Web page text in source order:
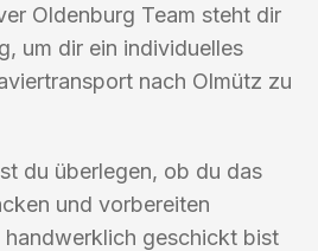
Oldenburg Team steht dir
um dir ein individuelles
nach Olmütz zu
du überlegen, ob du das
und vorbereiten
handwerklich geschickt bist